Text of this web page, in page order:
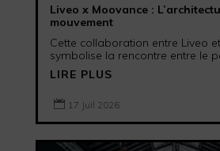
Liveo x Moovance :
mouvement
Cette collaboration entre Liveo
symbolise la rencontre entre le
LIRE PLUS
 17 Juil 2026